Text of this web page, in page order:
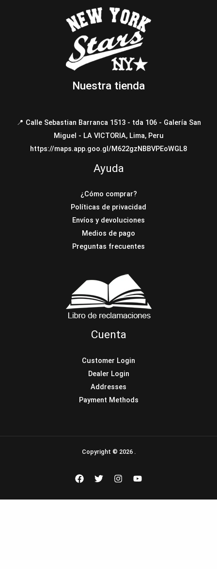
Nuestra tienda
📍 Calle Sebastian Barranca 1513 - tda 106 - Galería San
Miguel - LA VICTORIA, Lima, Peru
https://maps.app.goo.gl/M622gzNBBVPEoWGL8
Ayuda
¿Cómo comprar?
Políticas de privacidad
Envíos y devoluciones
Medios de pago
Preguntas frecuentes
Cuenta
Customer Login
Dealer Login
Addresses
Payment Methods
Copyright © 2026 .